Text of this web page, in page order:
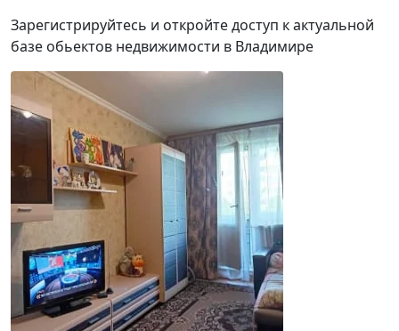
Зарегистрируйтесь и откройте доступ к актуальной
базе обьектов недвижимости в Владимире